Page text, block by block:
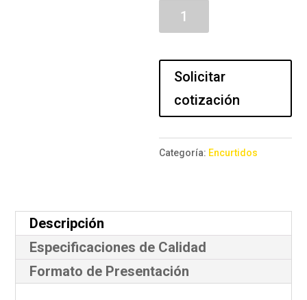
Pickle
cantidad
Solicitar
cotización
Categoría: Encurtidos
Descripción
Especificaciones de Calidad
Formato de Presentación